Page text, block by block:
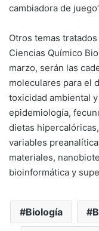
cambiadora de
Otros temas
Ciencias Químico
marzo, serán las
moleculares para el
toxicidad ambiental
epidemiología,
dietas
variables
materiales,
bioinformática y
Biología